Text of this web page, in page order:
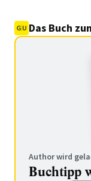
Das Buch
Author wird
Buchtipp